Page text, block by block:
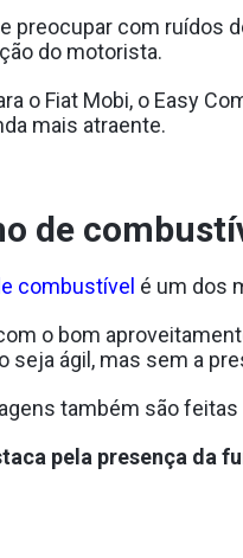
preocupar com
do motorista.
o Fiat Mobi, o Easy
mais atraente.
de
combustível é um dos
o bom
seja ágil, mas sem a
também são
pela presença da